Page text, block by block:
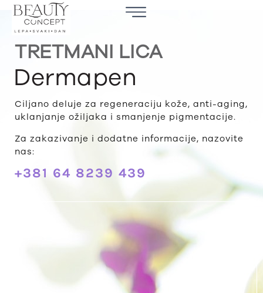
TRETMANI LICA
Dermapen
Ciljano deluje za regeneraciju kože, anti-aging,
uklanjanje ožiljaka i smanjenje pigmentacije.
Za zakazivanje i dodatne informacije, nazovite
nas:
+381 64 8239 439